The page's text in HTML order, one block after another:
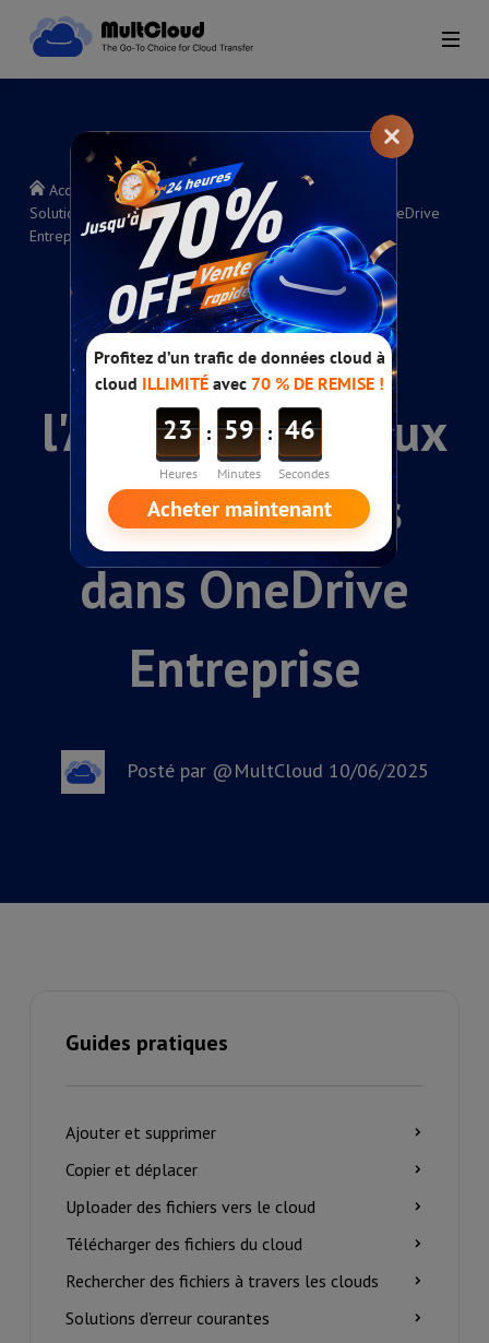
Accueil Guides d'aide MultCloud>
Solution pour l'Accès Refusé aux Sous-comptes dans OneDrive
Entreprise
Solution pour
l'Accès Refusé aux
Sous-comptes
dans OneDrive
Entreprise
Posté par @MultCloud 10/06/2025
Guides pratiques
Ajouter et supprimer
Copier et déplacer
Uploader des fichiers vers le cloud
Télécharger des fichiers du cloud
Rechercher des fichiers à travers les clouds
Solutions d'erreur courantes